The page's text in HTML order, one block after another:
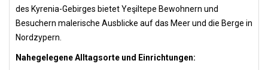
des Kyrenia-Gebirges bietet Yeşiltepe Bewohnern und
Besuchern malerische Ausblicke auf das Meer und die Berge in
Nordzypern.
Nahegelegene Alltagsorte und Einrichtungen: